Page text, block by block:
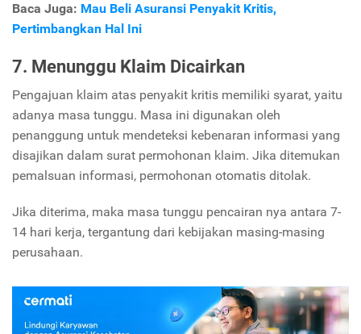
Baca Juga: Mau Beli Asuransi Penyakit Kritis,
Pertimbangkan Hal Ini
7. Menunggu Klaim Dicairkan
Pengajuan klaim atas penyakit kritis memiliki syarat, yaitu
adanya masa tunggu. Masa ini digunakan oleh
penanggung untuk mendeteksi kebenaran informasi yang
disajikan dalam surat permohonan klaim. Jika ditemukan
pemalsuan informasi, permohonan otomatis ditolak.
Jika diterima, maka masa tunggu pencairan nya antara 7-
14 hari kerja, tergantung dari kebijakan masing-masing
perusahaan.